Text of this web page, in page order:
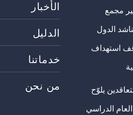
مجمع
الدول
استهداف
يلوّح
الدراسي
الأخبار
الدليل
خدماتنا
من نحن